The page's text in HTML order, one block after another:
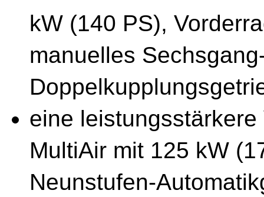
kW (140 PS),
manuelles
eine
MultiAir mit 125 kW
Neunstufen-